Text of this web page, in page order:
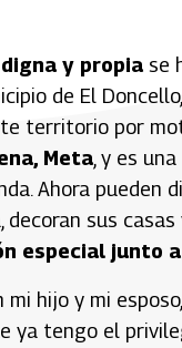
y propia se
de El
territorio por
Meta , y es
Ahora pueden
decoran sus
especial junto
mi hijo y mi
ya tengo el